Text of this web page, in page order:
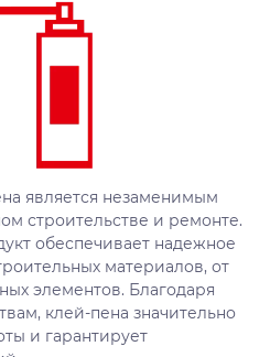
является незаменимым
строительстве и ремонте.
обеспечивает надежное
материалов, от
элементов. Благодаря
клей-пена значительно
и гарантирует